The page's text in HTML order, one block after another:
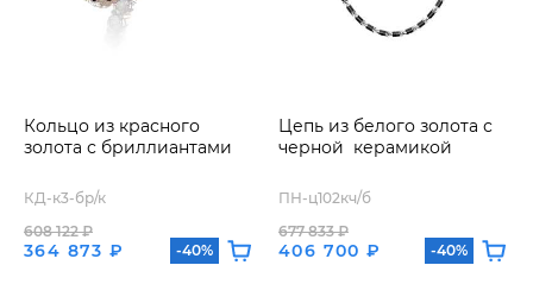
Кольцо из красного
золота с бриллиантами
КД-к3-бр/к
364 873 ₽
608 122 ₽
-40%
Цепь из белого золота с
черной керамикой
ПН-ц102кч/б
406 700 ₽
677 833 ₽
-40%